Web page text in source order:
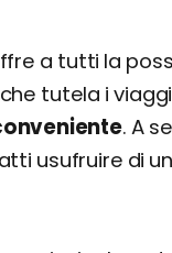
a tutti la
tutela i
. A
usufruire di un